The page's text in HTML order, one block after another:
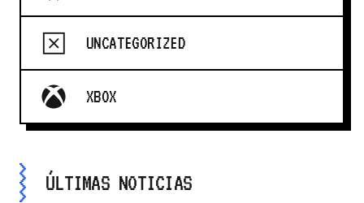
UNCATEGORIZED
XBOX
ÚLTIMAS NOTICIAS